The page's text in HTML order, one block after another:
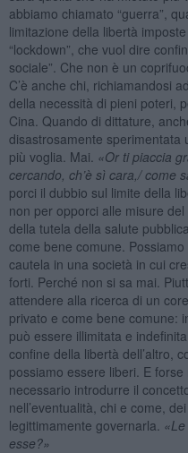
abbiamo chiamato “guerra”,
limitazione della libertà
“lockdown”, che vuol dire
sociale”. Che non è un
C’è anche chi, richiamandosi
della necessità di pieni poteri,
Cina. Quando di dittature,
disastrosamente sperimentata
più voglia. Mai. «Or ti piaccia
cercando, ch’è sì cara,/ come
porci il dubbio sul limite della
non per opporci alle misure
della tutela della salute
come bene comune.
cautela in una società in cui
forti. Perché non si sa mai.
attendere alla ricerca di un
privato e come bene comune:
può essere illimitata e
confine della libertà dell’altro,
possiamo essere liberi. E
necessario introdurre il
nell’eventualità, chi e come,
legittimamente governarla.
esse?»